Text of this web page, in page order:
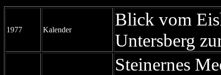
1977 Kalender
Blick vom
Untersberg
Steinernes